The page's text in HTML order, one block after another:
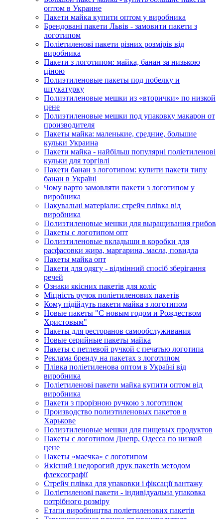
оптом в Украине
Пакети майка купити оптом у виробника
Брендовані пакети Львів - замовити пакети з
логотипом
Поліетиленові пакети різних розмірів від
виробника
Пакети з логотипом: майка, банан за низькою
ціною
Полиэтиленовые пакеты под побелку и
штукатурку
Полиэтиленовые мешки из «вторички» по низкой
цене
Полиэтиленовые мешки под упаковку макарон от
производителя
Пакеты майка: маленькие, средние, большие
кульки Украина
Пакети майка - найбільш популярні поліетиленові
кульки для торгівлі
Пакети банан з логотипом: купити пакети типу
банан в Україні
Чому варто замовляти пакети з логотипом у
виробника
Пакувальні матеріали: стрейч плівка від
виробника
Полиэтиленовые мешки для выращивания грибов
Пакеты с логотипом опт
Полиэтиленовые вкладыши в коробки для
расфасовки жира, маргарина, масла, повидла
Пакеты майка опт
Пакети для одягу - відмінний спосіб зберігання
речей
Ознаки якісних пакетів для коліс
Міцність ручок поліетиленових пакетів
Кому підійдуть пакети майка з логотипом
Новые пакеты "С новым годом и Рождеством
Христовым"
Пакеты для ресторанов самообслуживания
Новые серийные пакеты майка
Пакеты с петлевой ручкой с печатью логотипа
Реклама бренду на пакетах з логотипом
Плівка поліетиленова оптом в Україні від
виробника
Поліетиленові пакети майка купити оптом від
виробника
Пакети з прорізною ручкою з логотипом
Производство полиэтиленовых пакетов в
Харькове
Полиэтиленовые мешки для пищевых продуктов
Пакеты с логотипом Днепр, Одесса по низкой
цене
Пакеты «маечка» с логотипом
Якісний і недорогий друк пакетів методом
флексографії
Стрейч плівка для упаковки і фіксації вантажу
Поліетиленові пакети - індивідуальна упаковка
потрібного розміру
Етапи виробництва поліетиленових пакетів